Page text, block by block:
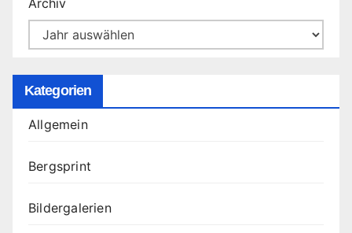
Kategorien
Allgemein
Bergsprint
Bildergalerien